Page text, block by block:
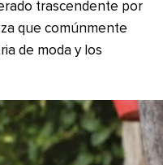
trascendente por
que comúnmente
de moda y los